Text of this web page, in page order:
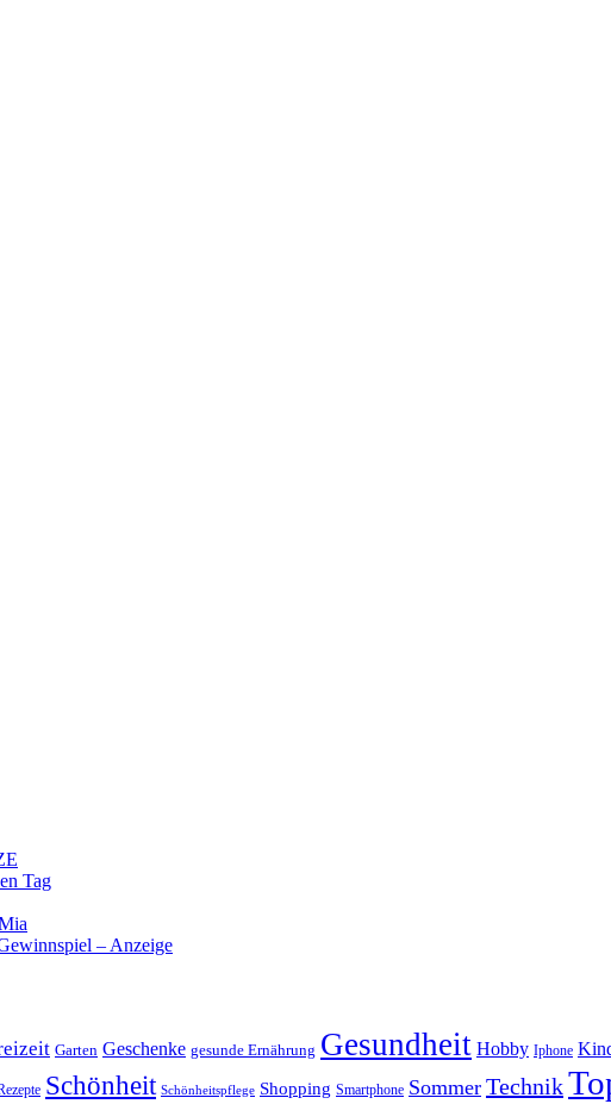
Tag
– Anzeige
Garten Geschenke gesunde Ernährung Gesundheit Hobby Iphone
Schönheit Schönheitspflege Shopping Smartphone Sommer Technik